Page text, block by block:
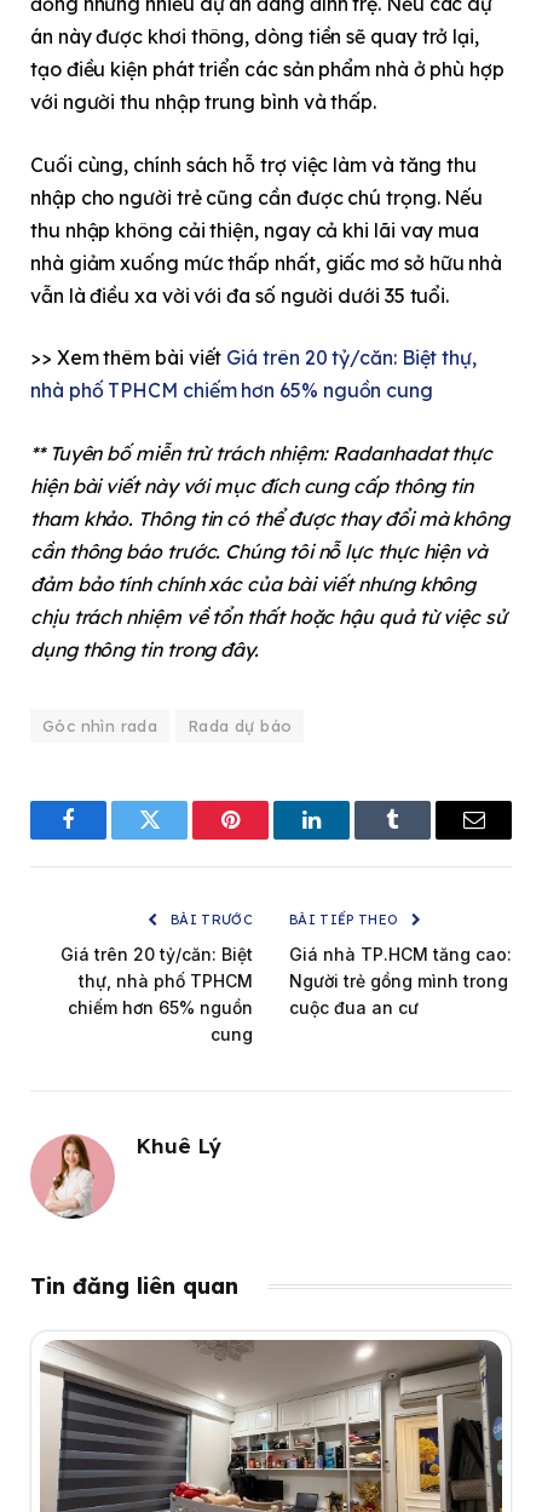
án này được khơi thông, dòng tiền sẽ quay trở lại,
tạo điều kiện phát triển các sản phẩm nhà ở phù hợp
với người thu nhập trung bình và thấp.
Cuối cùng, chính sách hỗ trợ việc làm và tăng thu
nhập cho người trẻ cũng cần được chú trọng. Nếu
thu nhập không cải thiện, ngay cả khi lãi vay mua
nhà giảm xuống mức thấp nhất, giấc mơ sở hữu nhà
vẫn là điều xa vời với đa số người dưới 35 tuổi.
>> Xem thêm bài viết Giá trên 20 tỷ/căn: Biệt thự,
nhà phố TPHCM chiếm hơn 65% nguồn cung
** Tuyên bố miễn trừ trách nhiệm: Radanhadat thực
hiện bài viết này với mục đích cung cấp thông tin
tham khảo. Thông tin có thể được thay đổi mà không
cần thông báo trước. Chúng tôi nỗ lực thực hiện và
đảm bảo tính chính xác của bài viết nhưng không
chịu trách nhiệm về tổn thất hoặc hậu quả từ việc sử
dụng thông tin trong đây.
Góc nhìn rada Rada dự báo
FacebookTwitter Pinterest LinkedInTumblr Email
BÀI TRƯỚC
Giá trên 20 tỷ/căn: Biệt
thự, nhà phố TPHCM
chiếm hơn 65% nguồn
cung
BÀI TIẾP THEO
Giá nhà TP.HCM tăng cao:
Người trẻ gồng mình trong
cuộc đua an cư
Khuê Lý
Tin đăng liên quan